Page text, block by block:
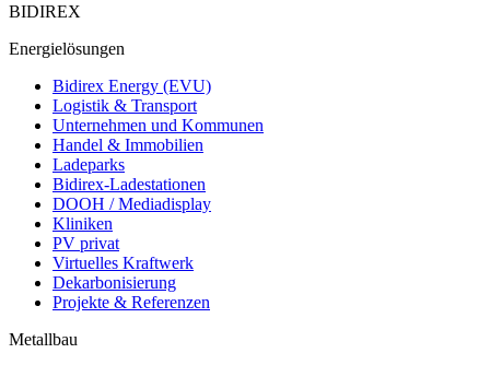
BIDIREX
Energielösungen
Bidirex Energy (EVU)
Logistik & Transport
Unternehmen und Kommunen
Handel & Immobilien
Ladeparks
Bidirex-Ladestationen
DOOH / Mediadisplay
Kliniken
PV privat
Virtuelles Kraftwerk
Dekarbonisierung
Projekte & Referenzen
Metallbau